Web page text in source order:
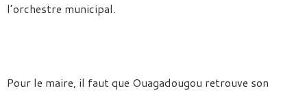
l’orchestre municipal.
Pour le maire, il faut que Ouagadougou retrouve son